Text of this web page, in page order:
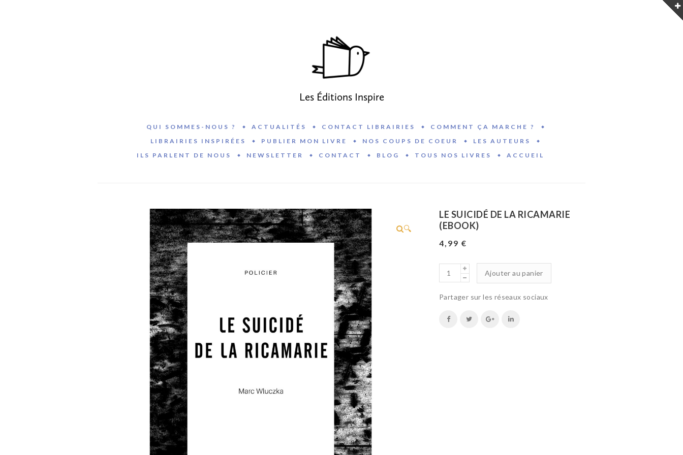
Les Éditions Inspire
QUI SOMMES-NOUS ? ACTUALITÉS CONTACT LIBRAIRIES
COMMENT ÇA MARCHE ?
LIBRAIRIES INSPIRÉES
PUBLIER MON LIVRE NOS COUPS DE COEUR
LES AUTEURS
ILS PARLENT DE NOUS
NEWSLETTER CONTACT BLOG TOUS NOS LIVRES ACCUEIL
🔍
LE SUICIDÉ DE LA RICAMARIE
(EBOOK)
4,99 €
Ajouter au panier
Partager sur les réseaux sociaux